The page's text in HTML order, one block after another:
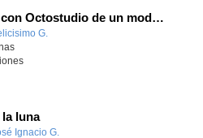
Programa con Octostudio de un modo sencillo, offline y gratuito
G.
la luna
Ignacio G.